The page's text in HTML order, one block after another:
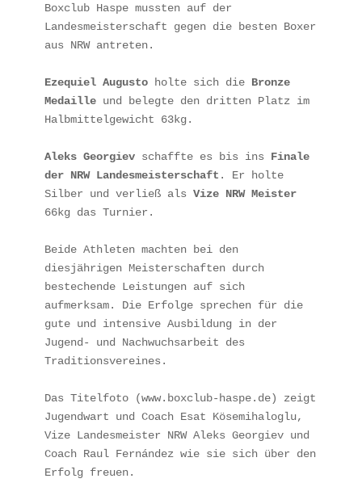
Boxclub Haspe mussten auf der
Landesmeisterschaft gegen die besten Boxer
aus NRW antreten.
Ezequiel Augusto holte sich die Bronze
Medaille und belegte den dritten Platz im
Halbmittelgewicht 63kg.
Aleks Georgiev schaffte es bis ins Finale
der NRW Landesmeisterschaft . Er holte
Silber und verließ als Vize NRW Meister
66kg das Turnier.
Beide Athleten machten bei den
diesjährigen Meisterschaften durch
bestechende Leistungen auf sich
aufmerksam. Die Erfolge sprechen für die
gute und intensive Ausbildung in der
Jugend- und Nachwuchsarbeit des
Traditionsvereines.
Das Titelfoto (www.boxclub-haspe.de) zeigt
Jugendwart und Coach Esat Kösemihaloglu,
Vize Landesmeister NRW Aleks Georgiev und
Coach Raul Fernández wie sie sich über den
Erfolg freuen.